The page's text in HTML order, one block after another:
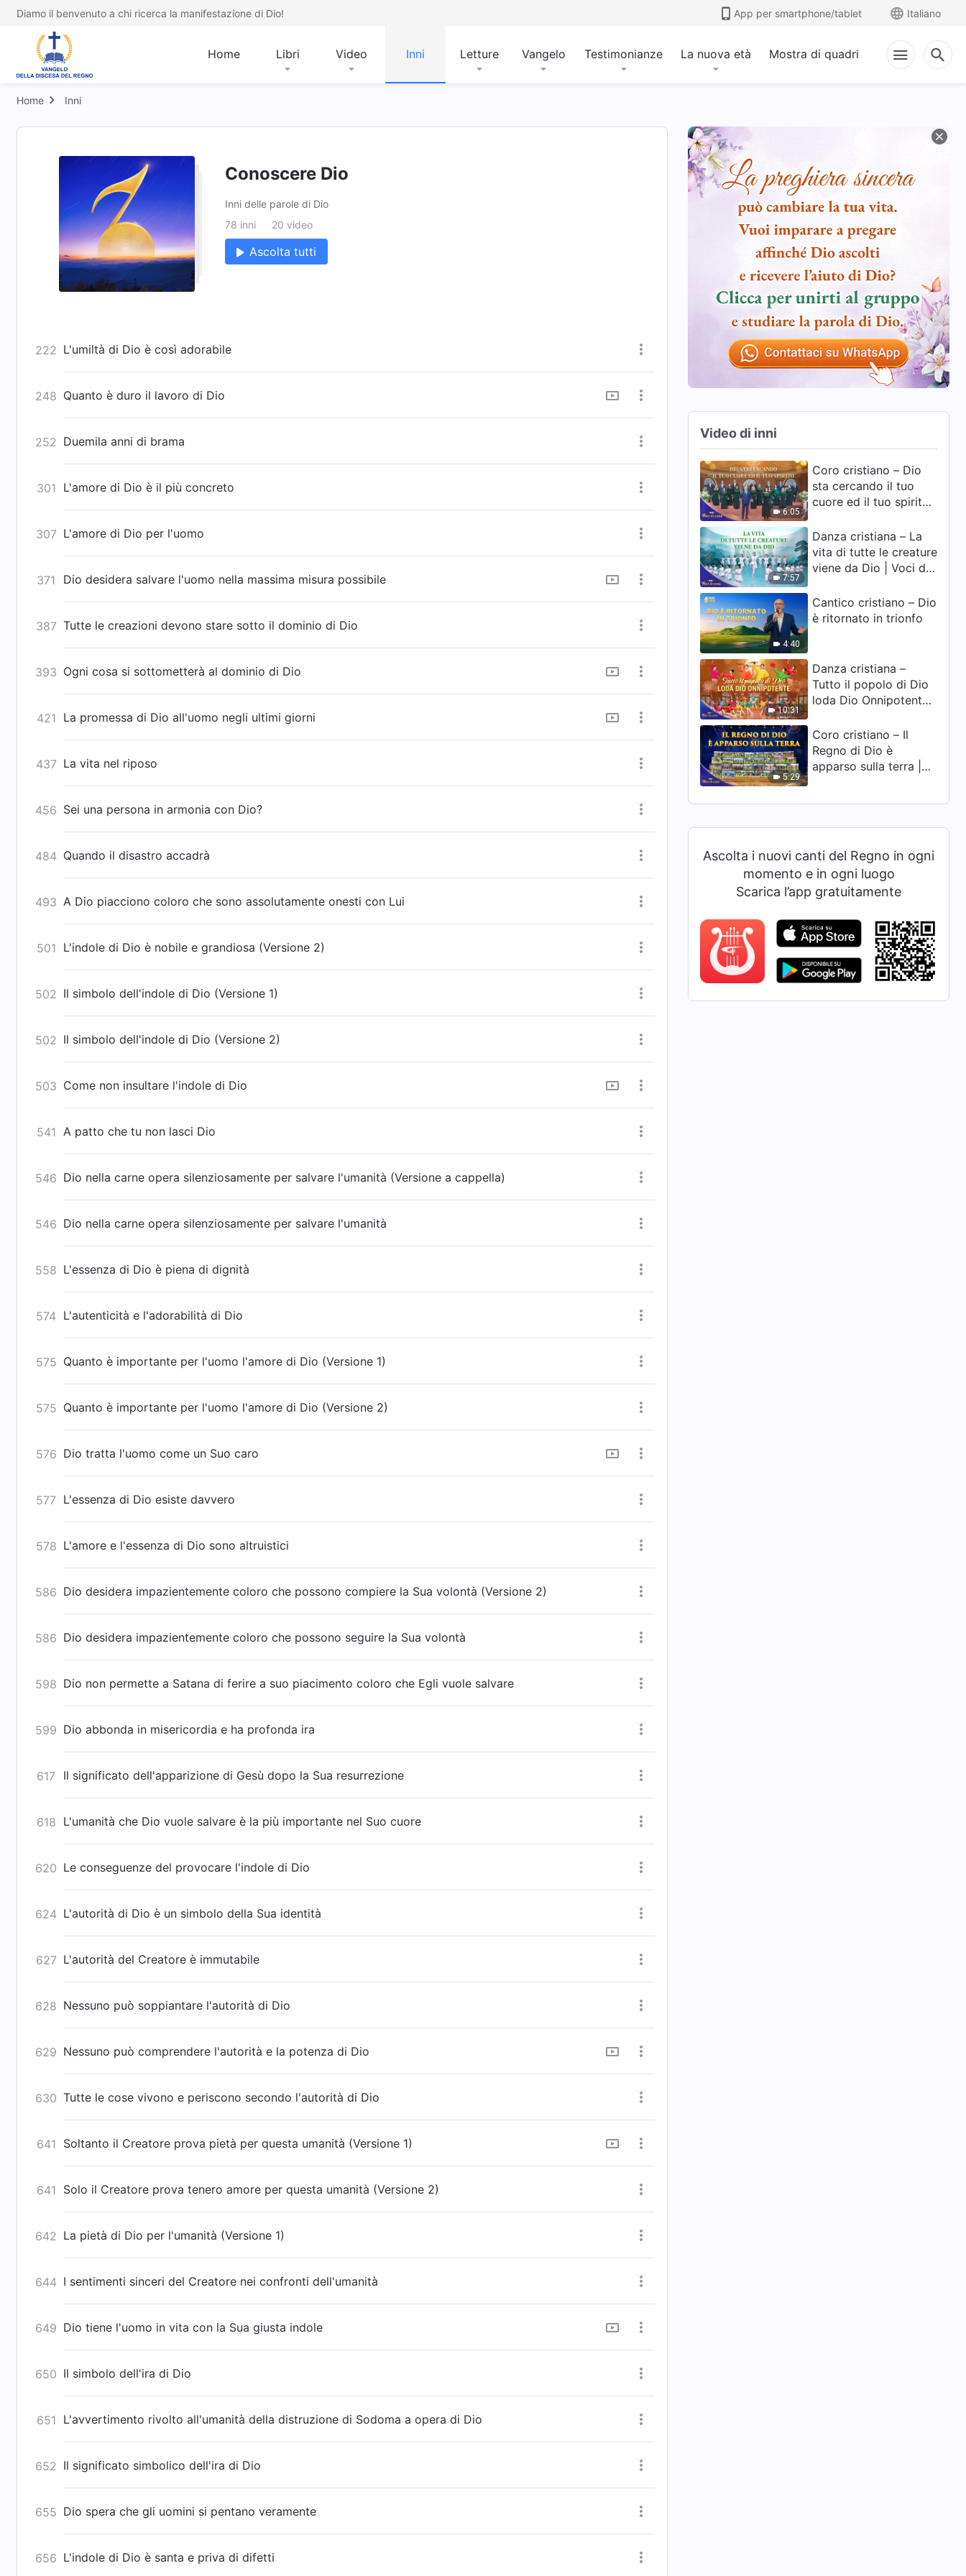
Diamo il benvenuto a chi ricerca la manifestazione di Dio! App per smartphone/tablet Italiano
Home Libri Video Inni Letture Vangelo Testimonianze La nuova età Mostra di quadri
Home Inni
Conoscere Dio
Inni delle parole di Dio
78 inni
20 video
Ascolta tutti
222 L'umiltà di Dio è così adorabile
248 Quanto è duro il lavoro di Dio
252 Duemila anni di brama
301 L'amore di Dio è il più concreto
307 L'amore di Dio per l'uomo
371 Dio desidera salvare l'uomo nella massima misura possibile
387 Tutte le creazioni devono stare sotto il dominio di Dio
393 Ogni cosa si sottometterà al dominio di Dio
421 La promessa di Dio all'uomo negli ultimi giorni
437 La vita nel riposo
456 Sei una persona in armonia con Dio?
484 Quando il disastro accadrà
493 A Dio piacciono coloro che sono assolutamente onesti con Lui
501 L'indole di Dio è nobile e grandiosa (Versione 2)
502 Il simbolo dell'indole di Dio (Versione 1)
502 Il simbolo dell'indole di Dio (Versione 2)
503 Come non insultare l'indole di Dio
541 A patto che tu non lasci Dio
546 Dio nella carne opera silenziosamente per salvare l'umanità (Versione a cappella)
546 Dio nella carne opera silenziosamente per salvare l'umanità
558 L'essenza di Dio è piena di dignità
574 L'autenticità e l'adorabilità di Dio
575 Quanto è importante per l'uomo l'amore di Dio (Versione 1)
575 Quanto è importante per l'uomo l'amore di Dio (Versione 2)
576 Dio tratta l'uomo come un Suo caro
577 L'essenza di Dio esiste davvero
578 L'amore e l'essenza di Dio sono altruistici
586 Dio desidera impazientemente coloro che possono compiere la Sua volontà (Versione 2)
586 Dio desidera impazientemente coloro che possono seguire la Sua volontà
598 Dio non permette a Satana di ferire a suo piacimento coloro che Egli vuole salvare
599 Dio abbonda in misericordia e ha profonda ira
617 Il significato dell'apparizione di Gesù dopo la Sua resurrezione
618 L'umanità che Dio vuole salvare è la più importante nel Suo cuore
620 Le conseguenze del provocare l'indole di Dio
624 L'autorità di Dio è un simbolo della Sua identità
627 L'autorità del Creatore è immutabile
628 Nessuno può soppiantare l'autorità di Dio
629 Nessuno può comprendere l'autorità e la potenza di Dio
630 Tutte le cose vivono e periscono secondo l'autorità di Dio
641 Soltanto il Creatore prova pietà per questa umanità (Versione 1)
641 Solo il Creatore prova tenero amore per questa umanità (Versione 2)
642 La pietà di Dio per l'umanità (Versione 1)
644 I sentimenti sinceri del Creatore nei confronti dell'umanità
649 Dio tiene l'uomo in vita con la Sua giusta indole
650 Il simbolo dell'ira di Dio
651 L'avvertimento rivolto all'umanità della distruzione di Sodoma a opera di Dio
652 Il significato simbolico dell'ira di Dio
655 Dio spera che gli uomini si pentano veramente
656 L'indole di Dio è santa e priva di difetti
Video di inni
6:05
Coro cristiano – Dio
sta cercando il tuo
cuore ed il tuo spirito |
7:57
Danza cristiana – La
vita di tutte le creature
viene da Dio | Voci di
4:40
Cantico cristiano – Dio
è ritornato in trionfo
10:31
Danza cristiana –
Tutto il popolo di Dio
loda Dio Onnipotente |
5:29
Coro cristiano – Il
Regno di Dio è
apparso sulla terra |
Ascolta i nuovi canti del Regno in ogni
momento e in ogni luogo
Scarica l’app gratuitamente